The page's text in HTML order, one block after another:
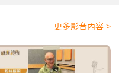
更多影音內容 >